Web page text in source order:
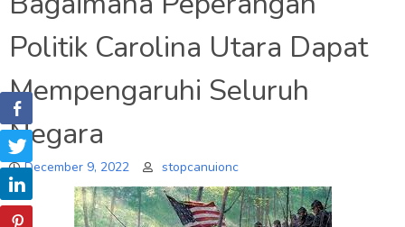
Politik Carolina Utara Dapat
Mempengaruhi Seluruh
Negara
December 9, 2022 stopcanuionc